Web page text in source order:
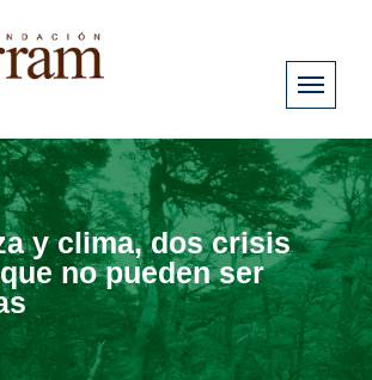
y clima, dos crisis
no pueden ser